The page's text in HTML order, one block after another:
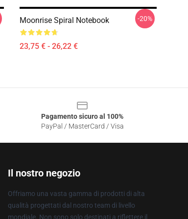
Moonrise Spiral Notebook
23,75 € - 26,22 €
-20%
Pagamento sicuro al 100%
PayPal / MasterCard / Visa
Il nostro negozio
Offriamo una vasta gamma di prodotti di alta
qualità progettati dal nostro team di livello
mondiale. Non sono solo destinati a riflettere il